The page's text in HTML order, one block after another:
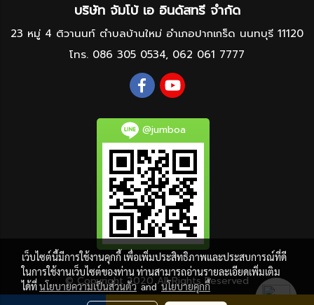
บริษัท จัมโบ้ เอ อินดัสทรี จำกัด
23 หมู่ 4 ติวานนท์ ตำบลบ้านใหม่ อำเภอปากเกร็ด นนทบุรี 11120
โทร. 086 305 0534, 062 061 7777
@jumboa
© Copyright 2020 All Rights Reserved
เว็บไซต์นี้มีการใช้งานคุกกี้ เพื่อเพิ่มประสิทธิภาพและประสบการณ์ที่ดี
ในการใช้งานเว็บไซต์ของท่าน ท่านสามารถอ่านรายละเอียดเพิ่มเติม
ได้ที่นโยบายความเป็นส่วนตัวandนโยบายคุกกี้